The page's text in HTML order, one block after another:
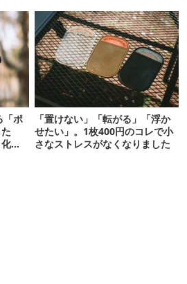
「ポ
し
「置けない」「転がる」「浮か
せたい」。1枚400円のコレで小
さなストレスがなくなりました